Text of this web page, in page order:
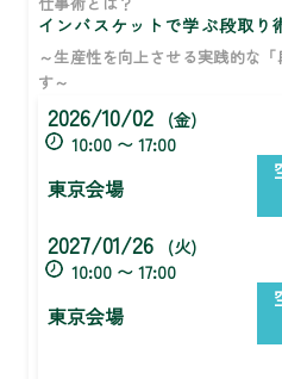
インバスケットで学ぶ段取り
～生産性を向上させる実践的な
す～
2026/10/02
(金)
10:00 〜 17:00
東京会場
2027/01/26
(火)
10:00 〜 17:00
東京会場